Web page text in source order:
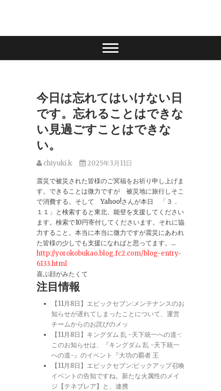
今日は忘れてはいけない日
です。忘れることはできな
い見過ごすことはできな
い。
chiyuki.k 2025年3月11日
震災で被災された皆様のご冥福をお祈り申し上げま
す。できることは微力ですが 被災地に旅行しそこ
で消費する。そして Yahoo!さんが本日 「３．
１１」と検索すると東北、能登を支援してください
ます。検索で10円寄付してくださいます。それに協
力すること。本当に本当に微力ですが震災にあわれ
た皆様の少しでも支援になればと思ってます。...
http://yorokobukao.blog.fc2.com/blog-entry-
6133.html
喜ぶ顔がみたくて
注目情報
【11月8日】エピックセブン:メンテナンスのお
知らせが遅れてしまったことについて、運営
チームからのお詫びのメッ
【11月8日】キングダム 乱 -天下統一への道-:
このお知らせは、『キングダム 乱 -天下統一
への道-』のイベント『大功の覇者 王
【11月8日】エピックセブン:ピックアップ召喚
イベントの告知ですね。新たな火属性のメイ
ジ【テネブレア】と、連携